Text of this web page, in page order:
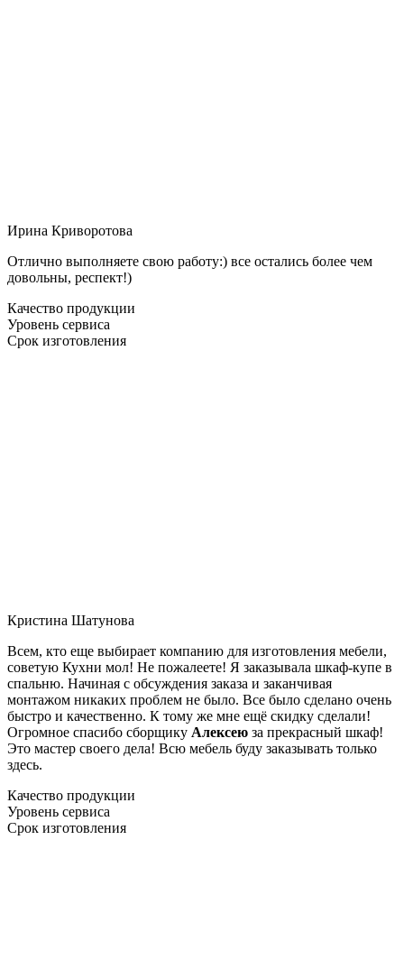
Ирина Криворотова
Отлично выполняете свою работу:) все остались более чем
довольны, респект!)
Качество продукции
Уровень сервиса
Срок изготовления
Кристина Шатунова
Всем, кто еще выбирает компанию для изготовления мебели,
советую Кухни мол! Не пожалеете! Я заказывала шкаф-купе в
спальню. Начиная с обсуждения заказа и заканчивая
монтажом никаких проблем не было. Все было сделано очень
быстро и качественно. К тому же мне ещё скидку сделали!
Огромное спасибо сборщику Алексею за прекрасный шкаф!
Это мастер своего дела! Всю мебель буду заказывать только
здесь.
Качество продукции
Уровень сервиса
Срок изготовления